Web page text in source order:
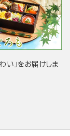
い」をお届けしま